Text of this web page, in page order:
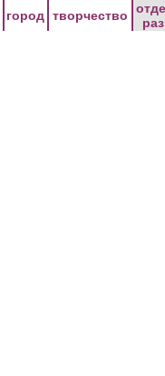
город творчество